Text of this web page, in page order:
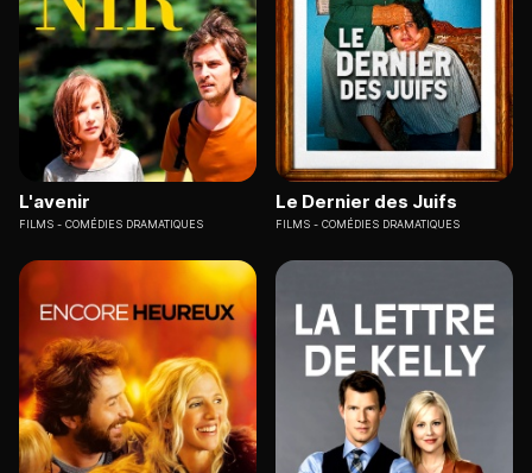
L'avenir
FILMS COMÉDIES DRAMATIQUES
Le Dernier des Juifs
FILMS COMÉDIES DRAMATIQUES